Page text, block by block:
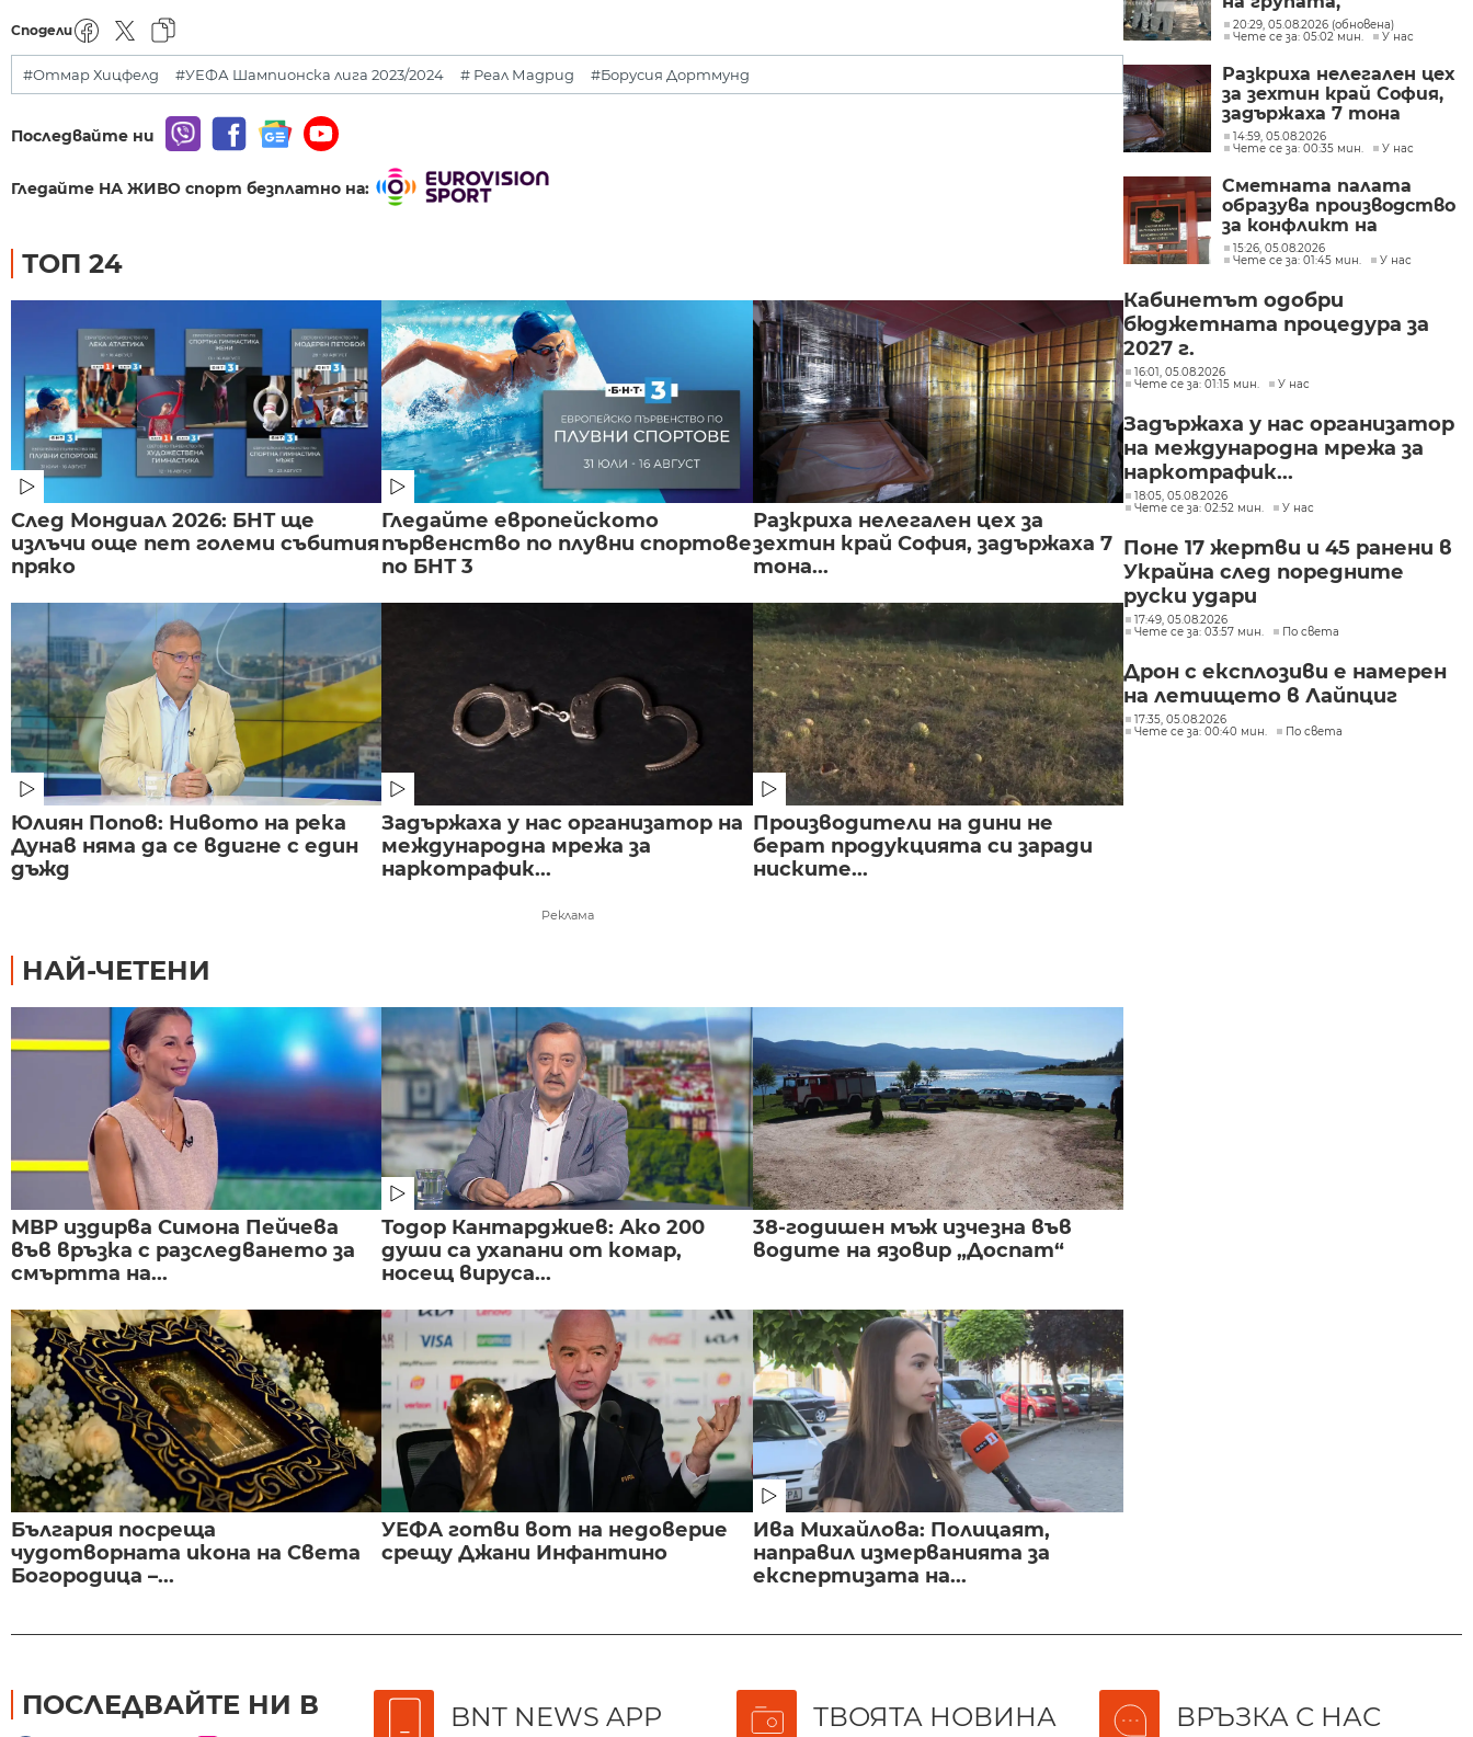
Сподели
#Отмар Хицфелд #УЕФА Шампионска лига 2023/2024 # Реал Мадрид #Борусия Дортмунд
Последвайте ни
Гледайте НА ЖИВО спорт безплатно на:
ТОП 24
След Мондиал 2026: БНТ ще
излъчи още пет големи събития
пряко
Гледайте европейското
първенство по плувни спортове
по БНТ 3
Разкриха нелегален цех за
зехтин край София, задържаха 7
тона...
Юлиян Попов: Нивото на река
Дунав няма да се вдигне с един
дъжд
Задържаха у нас организатор на
международна мрежа за
наркотрафик...
Производители на дини не
берат продукцията си заради
ниските...
Реклама
НАЙ-ЧЕТЕНИ
МВР издирва Симона Пейчева
във връзка с разследването за
смъртта на...
Тодор Кантарджиев: Ако 200
души са ухапани от комар,
носещ вируса...
38-годишен мъж изчезна във
водите на язовир „Доспат“
България посреща
чудотворната икона на Света
Богородица –...
УЕФА готви вот на недоверие
срещу Джани Инфантино
Ива Михайлова: Полицаят,
направил измерванията за
експертизата на...
произвеждала
фентанил в София
20:29, 05.08.2026 (обновена)
Чете се за: 05:02 мин.
У нас
Разкриха нелегален цех
за зехтин край София,
задържаха 7 тона
продукт без марка
14:59, 05.08.2026
Чете се за: 00:35 мин.
У нас
Сметната палата
образува производство
за конфликт на
интереси при Делян
Пеевски
15:26, 05.08.2026
Чете се за: 01:45 мин.
У нас
Кабинетът одобри
бюджетната процедура за
2027 г.
16:01, 05.08.2026
Чете се за: 01:15 мин.
У нас
Задържаха у нас организатор
на международна мрежа за
наркотрафик...
18:05, 05.08.2026
Чете се за: 02:52 мин.
У нас
Поне 17 жертви и 45 ранени в
Украйна след поредните
руски удари
17:49, 05.08.2026
Чете се за: 03:57 мин.
По света
Дрон с експлозиви е намерен
на летището в Лайпциг
17:35, 05.08.2026
Чете се за: 00:40 мин.
По света
ПОСЛЕДВАЙТЕ НИ В BNT NEWS APP ТВОЯТА НОВИНА ВРЪЗКА С НАС